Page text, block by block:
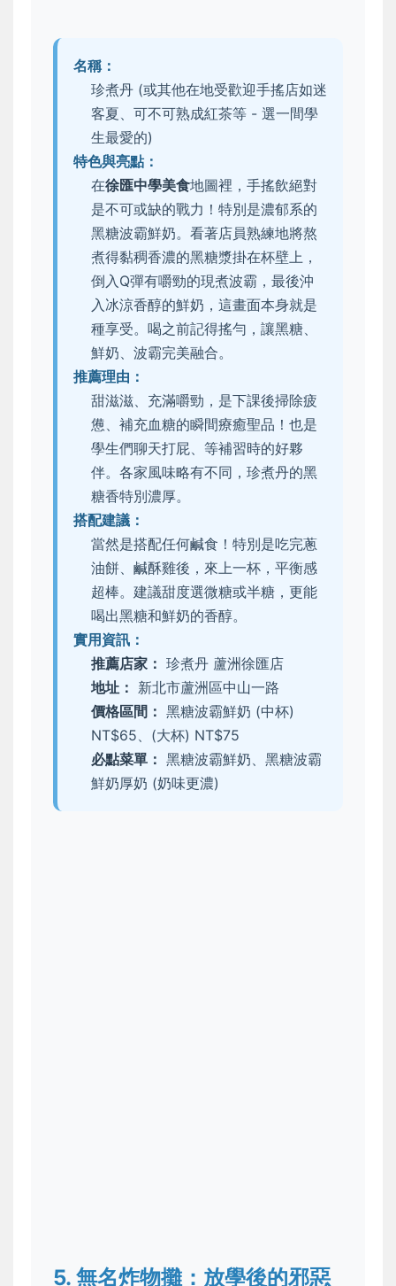
名稱：
珍煮丹 (或其他在地受歡迎手搖店如迷
客夏、可不可熟成紅茶等 - 選一間學
生最愛的)
特色與亮點：
在徐匯中學美食地圖裡，手搖飲絕對
是不可或缺的戰力！特別是濃郁系的
黑糖波霸鮮奶。看著店員熟練地將熬
煮得黏稠香濃的黑糖漿掛在杯壁上，
倒入Q彈有嚼勁的現煮波霸，最後沖
入冰涼香醇的鮮奶，這畫面本身就是
種享受。喝之前記得搖勻，讓黑糖、
鮮奶、波霸完美融合。
推薦理由：
甜滋滋、充滿嚼勁，是下課後掃除疲
憊、補充血糖的瞬間療癒聖品！也是
學生們聊天打屁、等補習時的好夥
伴。各家風味略有不同，珍煮丹的黑
糖香特別濃厚。
搭配建議：
當然是搭配任何鹹食！特別是吃完蔥
油餅、鹹酥雞後，來上一杯，平衡感
超棒。建議甜度選微糖或半糖，更能
喝出黑糖和鮮奶的香醇。
實用資訊：
推薦店家： 珍煮丹 蘆洲徐匯店
地址： 新北市蘆洲區中山一路
價格區間： 黑糖波霸鮮奶 (中杯)
NT$65、(大杯) NT$75
必點菜單： 黑糖波霸鮮奶、黑糖波霸
鮮奶厚奶 (奶味更濃)
5. 無名炸物攤：放學後的邪惡